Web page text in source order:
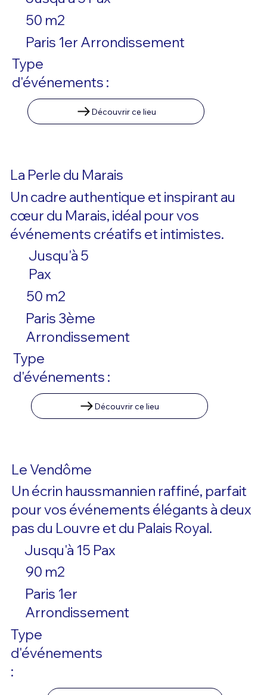
50 m2
Paris 1er Arrondissement
Type
d'événements :
Découvrir ce lieu
La Perle du Marais
Un cadre authentique et inspirant au
cœur du Marais, idéal pour vos
événements créatifs et intimistes.
Jusqu'à 5
Pax
50 m2
Paris 3ème
Arrondissement
Type
d'événements :
Découvrir ce lieu
Le Vendôme
Un écrin haussmannien raffiné, parfait
pour vos événements élégants à deux
pas du Louvre et du Palais Royal.
Jusqu'à 15 Pax
90 m2
Paris 1er
Arrondissement
Type
d'événements
: